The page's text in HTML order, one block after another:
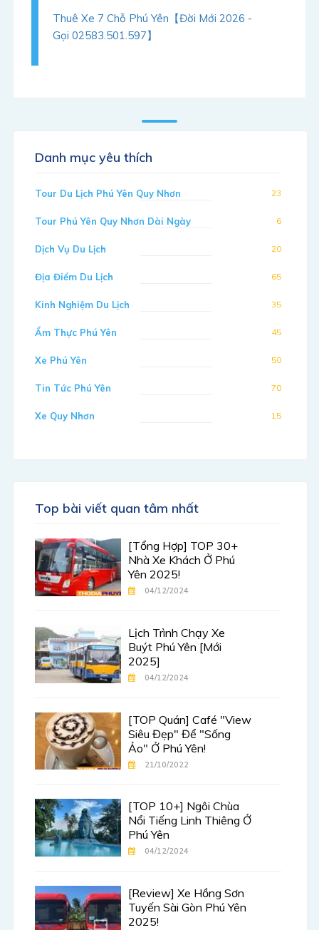
Thuê Xe 7 Chỗ Phú Yên【Đời Mới 2026 -
Gọi 02583.501.597】
Danh mục yêu thích
Tour Du Lịch Phú Yên Quy Nhơn 23
Tour Phú Yên Quy Nhơn Dài Ngày 6
Dịch Vụ Du Lịch 20
Địa Điểm Du Lịch 65
Kinh Nghiệm Du Lịch 35
Ẩm Thực Phú Yên 45
Xe Phú Yên 50
Tin Tức Phú Yên 70
Xe Quy Nhơn 15
Top bài viết quan tâm nhất
[Tổng Hợp] TOP 30+
Nhà Xe Khách Ở Phú
Yên 2025!
04/12/2024
Lịch Trình Chạy Xe
Buýt Phú Yên [Mới
2025]
04/12/2024
[TOP Quán] Café "View
Siêu Đẹp" Để "Sống
Ảo" Ở Phú Yên!
21/10/2022
[TOP 10+] Ngôi Chùa
Nổi Tiếng Linh Thiêng Ở
Phú Yên
04/12/2024
[Review] Xe Hồng Sơn
Tuyến Sài Gòn Phú Yên
2025!